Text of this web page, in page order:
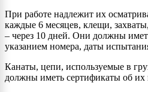
При работе надлежит их
каждые 6 месяцев, клещи,
– через 10 дней. Они должны
указанием номера, даты
Канаты, цепи, используемые в
должны иметь сертификаты об их